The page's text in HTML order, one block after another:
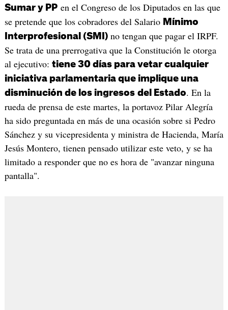
Sumar y PPen el Congreso de los Diputados en las que
se pretende que los cobradores del Salario Mínimo
Interprofesional (SMI)no tengan que pagar el IRPF.
Se trata de una prerrogativa que la Constitución le otorga
al ejecutivo: tiene 30 días para vetar cualquier
iniciativa parlamentaria que implique una
disminución de los ingresos del Estado. En la
rueda de prensa de este martes, la portavoz Pilar Alegría
ha sido preguntada en más de una ocasión sobre si Pedro
Sánchez y su vicepresidenta y ministra de Hacienda, María
Jesús Montero, tienen pensado utilizar este veto, y se ha
limitado a responder que no es hora de "avanzar ninguna
pantalla".